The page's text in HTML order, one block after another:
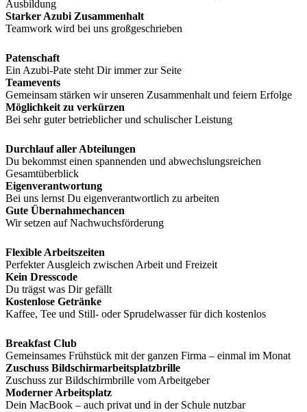
Ausbildung
Starker Azubi Zusammenhalt
Teamwork wird bei uns großgeschrieben
Patenschaft
Ein Azubi-Pate steht Dir immer zur Seite
Teamevents
Gemeinsam stärken wir unseren Zusammenhalt und feiern Erfolge
Möglichkeit zu verkürzen
Bei sehr guter betrieblicher und schulischer Leistung
Durchlauf aller Abteilungen
Du bekommst einen spannenden und abwechslungsreichen
Gesamtüberblick
Eigenverantwortung
Bei uns lernst Du eigenverantwortlich zu arbeiten
Gute Übernahmechancen
Wir setzen auf Nachwuchsförderung
Flexible Arbeitszeiten
Perfekter Ausgleich zwischen Arbeit und Freizeit
Kein Dresscode
Du trägst was Dir gefällt
Kostenlose Getränke
Kaffee, Tee und Still- oder Sprudelwasser für dich kostenlos
Breakfast Club
Gemeinsames Frühstück mit der ganzen Firma – einmal im Monat
Zuschuss Bildschirmarbeitsplatzbrille
Zuschuss zur Bildschirmbrille vom Arbeitgeber
Moderner Arbeitsplatz
Dein MacBook – auch privat und in der Schule nutzbar